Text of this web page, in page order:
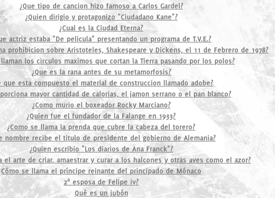
¿Que tipo de cancion hizo famoso a Carlos Gardel?
¿Quien dirigio y protagonizo "Ciudadano Kane"?
¿Cual es la Ciudad Eterna?
actriz estaba "De pelicula" presentando un programa de T.V.E.?
prohibicion sobre Aristoteles, Shakespeare y Dickens, el 11 de Febrero de 1978?
llaman los circulos maximos que cortan la Tierra pasando por los polos?
¿Que es la rana antes de su metamorfosis?
que esta compuesto el material de construccion llamado adobe?
mayor cantidad de calorias, el jamon serrano o el pan blanco?
¿Como murio el boxeador Rocky Marciano?
¿Quien fue el fundador de la Falange en 1933?
¿Como se llama la prenda que cubre la cabeza del torero?
nombre recibe el titulo de presidente del gobierno de Alemania?
¿Quien escribio "Los diarios de Ana Franck"?
el arte de criar, amaestrar y curar a los halcones y otras aves como el azor?
Cómo se llama el príncipe reinante del principado de Mónaco
2ª esposa de Felipe iv?
Qué es un jubón